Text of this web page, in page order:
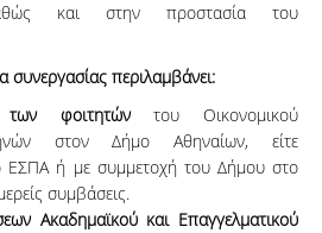
καθώς και στην προστασία του
συνεργασίας περιλαμβάνει:
φοιτητώντου Οικονομικού
στον Δήμο Αθηναίων, είτε
ΕΣΠΑ ή με συμμετοχή του Δήμου στο
συμβάσεις.
Ακαδημαϊκού και Επαγγελματικού